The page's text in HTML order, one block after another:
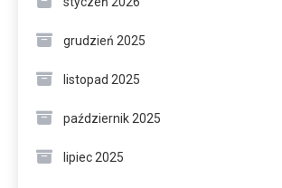
grudzień 2025
listopad 2025
październik 2025
lipiec 2025